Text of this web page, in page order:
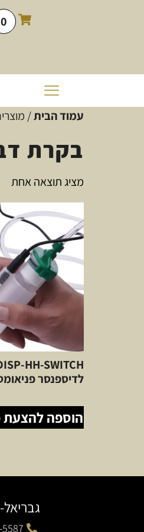
0
עמוד הבית/
בקרת
מציג תוצאה אחת
לדיספנסר
הוספה להצעת